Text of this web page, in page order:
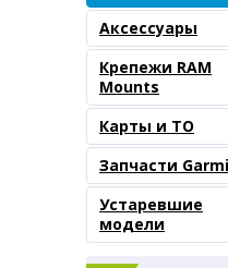
Аксессуары
Крепежи RAM
Mounts
Карты и ТО
Запчасти
Устаревшие
модели